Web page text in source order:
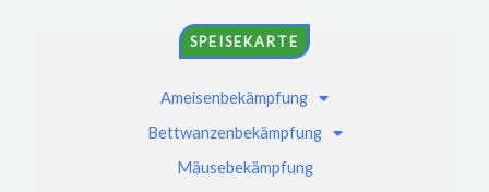
SPEISEKARTE
Ameisenbekämpfung
Bettwanzenbekämpfung
Mäusebekämpfung